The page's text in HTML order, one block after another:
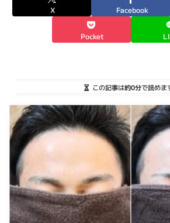
X Facebook
Pocket
この記事は約0分で読めま